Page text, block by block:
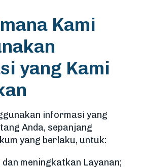
Kami
yang Kami
informasi yang
Anda, sepanjang
yang berlaku, untuk:
meningkatkan Layanan;